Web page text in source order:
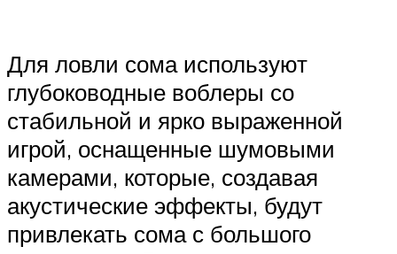
Для ловли сома используют
глубоководные воблеры со
стабильной и ярко выраженной
игрой, оснащенные шумовыми
камерами, которые, создавая
акустические эффекты, будут
привлекать сома с большого